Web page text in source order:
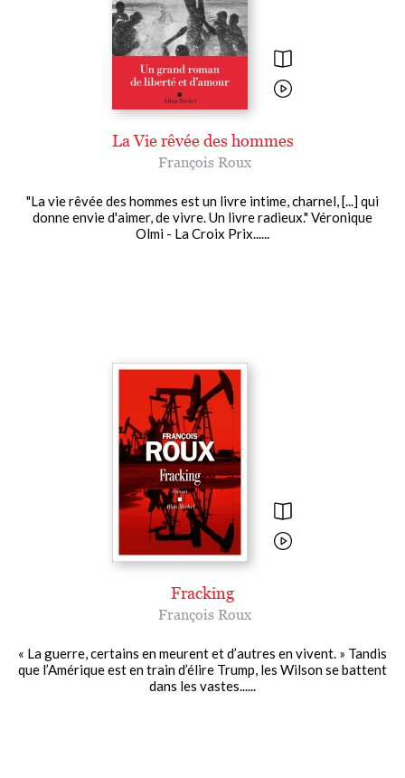
La Vie rêvée des hommes
François Roux
"La vie rêvée des hommes est un livre intime, charnel, [...] qui
donne envie d'aimer, de vivre. Un livre radieux." Véronique
Olmi - La Croix Prix......
Fracking
François Roux
« La guerre, certains en meurent et d’autres en vivent. » Tandis
que l’Amérique est en train d’élire Trump, les Wilson se battent
dans les vastes......